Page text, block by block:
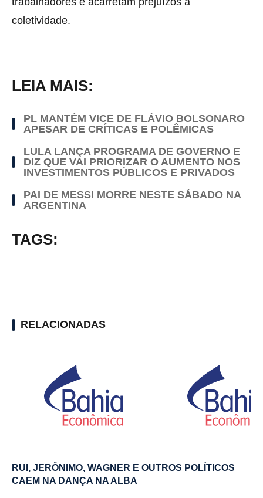
coletividade.
LEIA MAIS:
PL MANTÉM VICE DE FLÁVIO BOLSONARO
APESAR DE CRÍTICAS E POLÊMICAS
LULA LANÇA PROGRAMA DE GOVERNO E
DIZ QUE VAI PRIORIZAR O AUMENTO NOS
INVESTIMENTOS PÚBLICOS E PRIVADOS
PAI DE MESSI MORRE NESTE SÁBADO NA
ARGENTINA
TAGS:
RELACIONADAS
RUI, JERÔNIMO, WAGNER E OUTROS POLÍTICOS
CAEM NA DANÇA NA ALBA